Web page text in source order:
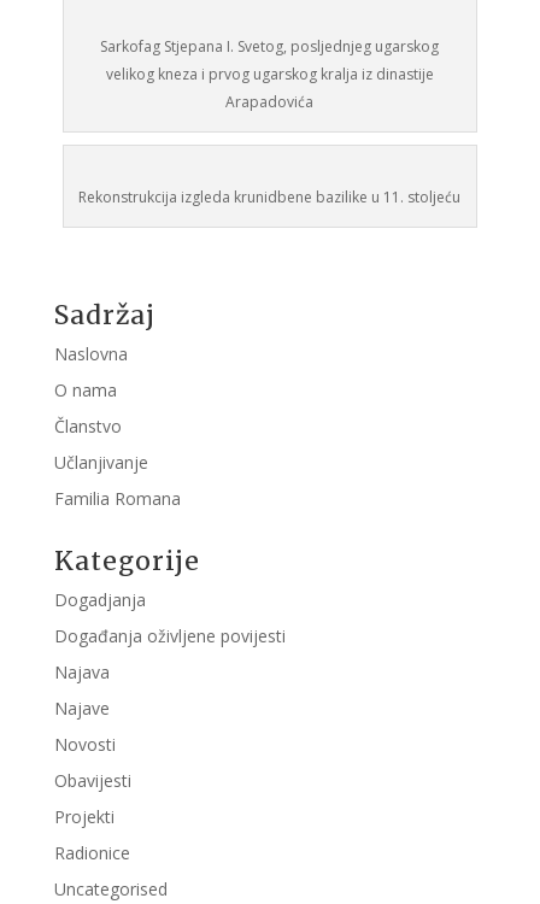
Sarkofag Stjepana I. Svetog, posljednjeg ugarskog
velikog kneza i prvog ugarskog kralja iz dinastije
Arapadovića
Rekonstrukcija izgleda krunidbene bazilike u 11. stoljeću
Sadržaj
Naslovna
O nama
Članstvo
Učlanjivanje
Familia Romana
Kategorije
Dogadjanja
Događanja oživljene povijesti
Najava
Najave
Novosti
Obavijesti
Projekti
Radionice
Uncategorised